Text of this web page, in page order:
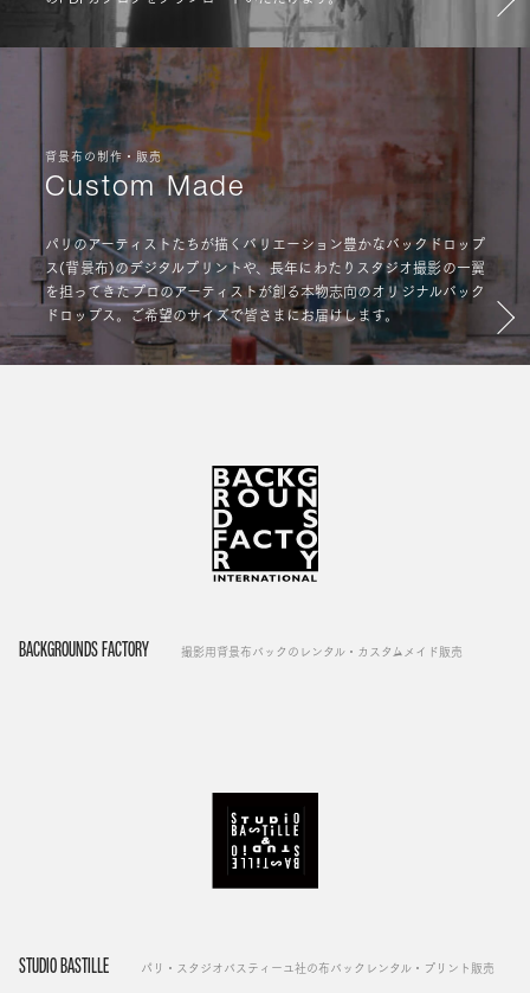
背景布の制作・販売
Custom Made
パリのアーティストたちが描くバリエーション豊かなバックドロップ
ス(背景布)のデジタルプリントや、長年にわたりスタジオ撮影の一翼
を担ってきたプロのアーティストが創る本物志向のオリジナルバック
ドロップス。ご希望のサイズで皆さまにお届けします。
BACKGROUNDS FACTORY 撮影用背景布バックのレンタル・カスタムメイド販売
STUDIO BASTILLE パリ・スタジオバスティーユ社の布バックレンタル・プリント販売